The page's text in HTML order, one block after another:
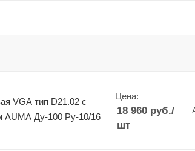
VGA тип D21.02 с
AUMA Ду-100 Ру-10/16
Цена:
18 960руб./
шт